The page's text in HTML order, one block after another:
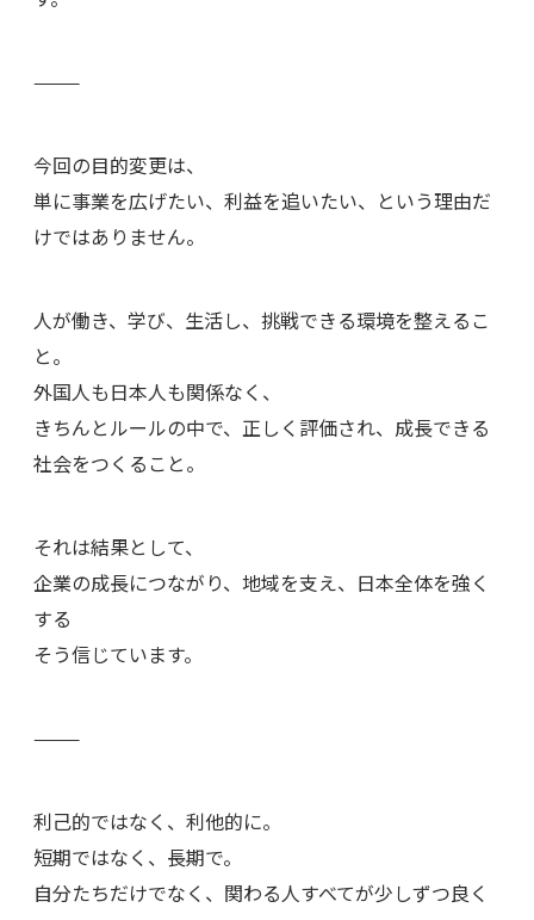
⸻
今回の目的変更は、
単に事業を広げたい、利益を追いたい、という理由だ
けではありません。
人が働き、学び、生活し、挑戦できる環境を整えるこ
と。
外国人も日本人も関係なく、
きちんとルールの中で、正しく評価され、成長できる
社会をつくること。
それは結果として、
企業の成長につながり、地域を支え、日本全体を強く
する
そう信じています。
⸻
利己的ではなく、利他的に。
短期ではなく、長期で。
自分たちだけでなく、関わる人すべてが少しずつ良く